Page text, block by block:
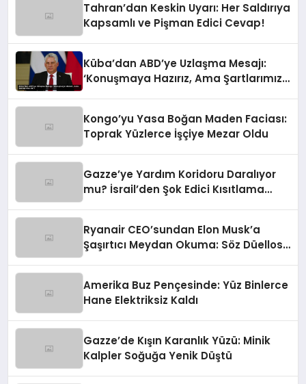
Tahran’dan Keskin Uyarı: Her Saldırıya
Kapsamlı ve Pişman Edici Cevap!
Küba’dan ABD’ye Uzlaşma Mesajı:
‘Konuşmaya Hazırız, Ama Şartlarımız
Kongo’yu Yasa Boğan Maden Faciası:
Toprak Yüzlerce İşçiye Mezar Oldu
Gazze’ye Yardım Koridoru Daralıyor
mu? İsrail’den Şok Edici Kısıtlama
Ryanair CEO’sundan Elon Musk’a
Şaşırtıcı Meydan Okuma: Söz Düellosu
Amerika Buz Pençesinde: Yüz Binlerce
Hane Elektriksiz Kaldı
Gazze’de Kışın Karanlık Yüzü: Minik
Kalpler Soğuğa Yenik Düştü